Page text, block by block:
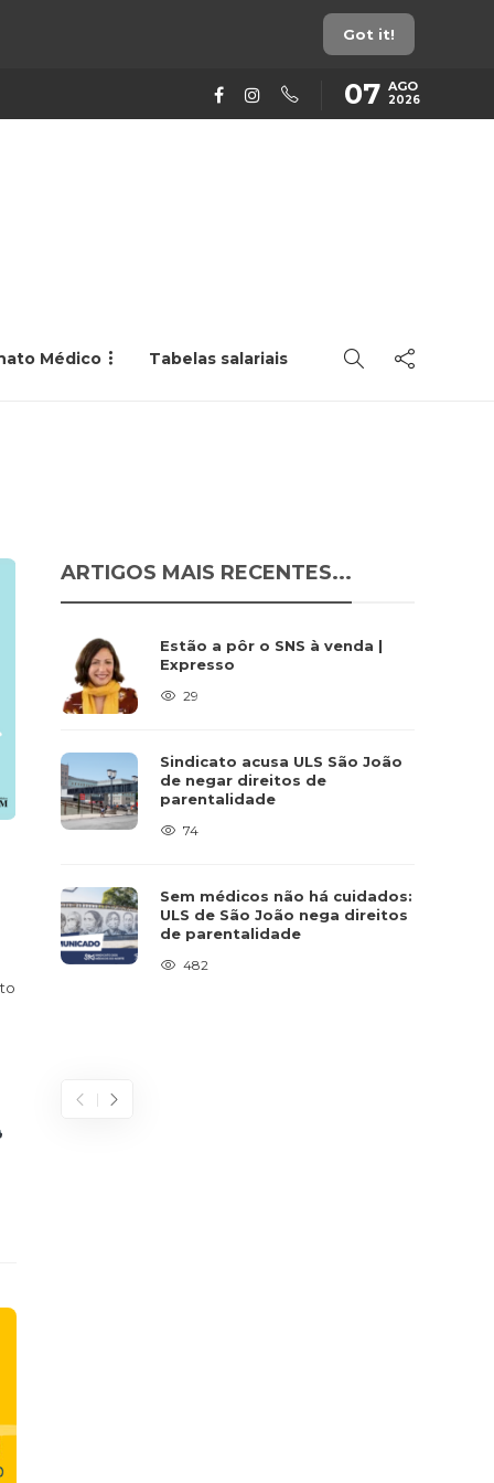
Got it!
07 AGO
2026
Médico Tabelas salariais
ARTIGOS MAIS RECENTES...
Estão a pôr o SNS à venda |
Expresso
29
Sindicato acusa ULS São João
de negar direitos de
parentalidade
74
Sem médicos não há cuidados:
ULS de São João nega direitos
de parentalidade
482